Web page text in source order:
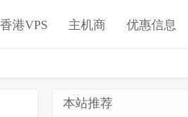
香港VPS 主机商 优惠信息
本站推荐